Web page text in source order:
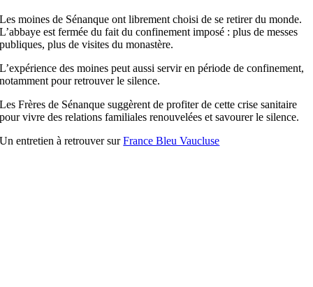
Les moines de Sénanque ont librement choisi de se retirer du monde.
L’abbaye est fermée du fait du confinement imposé : plus de messes
publiques, plus de visites du monastère.
L’expérience des moines peut aussi servir en période de confinement,
notamment pour retrouver le silence.
Les Frères de Sénanque suggèrent de profiter de cette crise sanitaire
pour vivre des relations familiales renouvelées et savourer le silence.
Un entretien à retrouver surFrance Bleu Vaucluse